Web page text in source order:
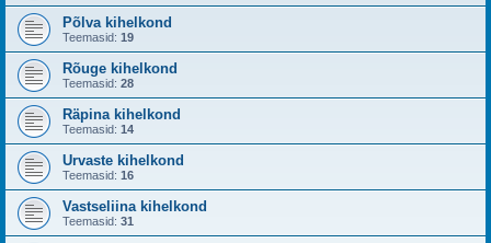
Põlva kihelkond
Teemasid: 19
Rõuge kihelkond
Teemasid: 28
Räpina kihelkond
Teemasid: 14
Urvaste kihelkond
Teemasid: 16
Vastseliina kihelkond
Teemasid: 31